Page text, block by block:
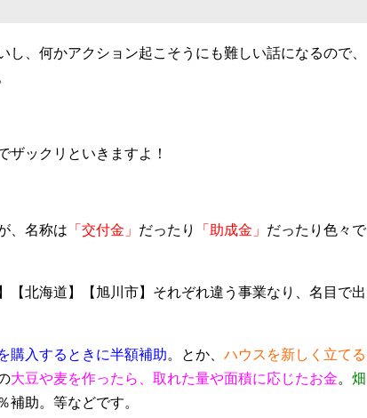
し、何かアクション起こそうにも難しい話になるので、
ザックリといきますよ！
、名称は 「交付金」 だったり 「助成金」 だったり色々で
【北海道】【旭川市】それぞれ違う事業なり、名目で出
購入するときに半額補助。とか、 ハウスを新しく立てる
大豆や麦を作ったら、取れた量や面積に応じたお金。 畑
補助。等などです。